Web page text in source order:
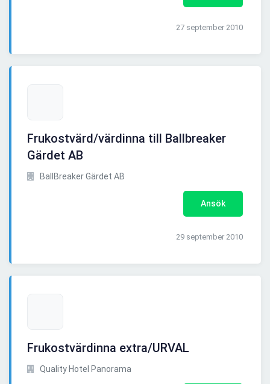
27 september 2010
Frukostvärd/värdinna till Ballbreaker
Gärdet AB
BallBreaker Gärdet AB
Ansök
29 september 2010
Frukostvärdinna extra/URVAL
Quality Hotel Panorama